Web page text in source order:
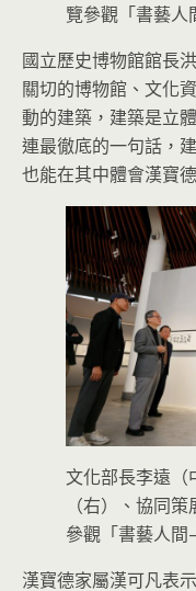
覽參觀「書藝
國立歷史博物館館長
關切的博物館、文化
動的建築，建築是立
連最徹底的一句話，
也能在其中體會漢寶
文化部長李遠（
（右）、協同
參觀「書藝人
漢寶德家屬漢可凡表